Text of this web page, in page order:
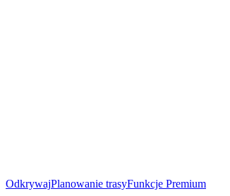
OdkrywajPlanowanie trasyFunkcje Premium